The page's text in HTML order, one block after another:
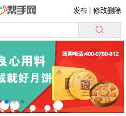
发布 |修改删除